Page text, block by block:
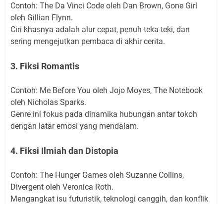
Contoh: The Da Vinci Code oleh Dan Brown, Gone Girl
oleh Gillian Flynn.
Ciri khasnya adalah alur cepat, penuh teka-teki, dan
sering mengejutkan pembaca di akhir cerita.
3. Fiksi Romantis
Contoh: Me Before You oleh Jojo Moyes, The Notebook
oleh Nicholas Sparks.
Genre ini fokus pada dinamika hubungan antar tokoh
dengan latar emosi yang mendalam.
4. Fiksi Ilmiah dan Distopia
Contoh: The Hunger Games oleh Suzanne Collins,
Divergent oleh Veronica Roth.
Mengangkat isu futuristik, teknologi canggih, dan konflik